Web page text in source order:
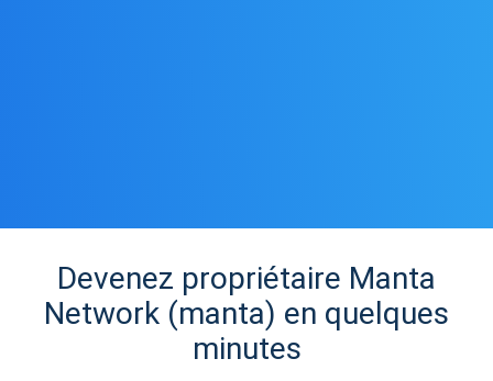
Devenez propriétaire Manta
Network (manta) en quelques
minutes